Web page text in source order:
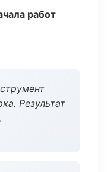
работ
Результат